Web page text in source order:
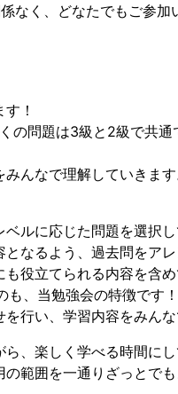
なく、どなたでもご参
！
の問題は3級と2級で共
んなで理解していきます
ルに応じた問題を選択
なるよう、過去問をアレ
役立てられる内容を含
、当勉強会の特徴です！
行い、学習内容をみんな
ら、楽しく学べる時間に
範囲を一通りざっとで